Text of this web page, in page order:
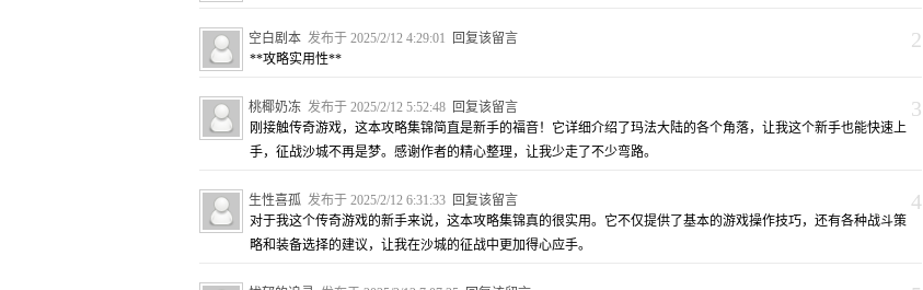
2
空白剧本 发布于 2025/2/12 4:29:01
回复该留言
**攻略实用性**
3
桃椰奶冻 发布于 2025/2/12 5:52:48 回复该留言
刚接触传奇游戏，这本攻略集锦简直是新手的福音！它详细介绍了玛法大陆的各个角落，让我这个新手也能快速上
手，征战沙城不再是梦。感谢作者的精心整理，让我少走了不少弯路。
4
生性喜孤 发布于 2025/2/12 6:31:33 回复该留言
对于我这个传奇游戏的新手来说，这本攻略集锦真的很实用。它不仅提供了基本的游戏操作技巧，还有各种战斗策
略和装备选择的建议，让我在沙城的征战中更加得心应手。